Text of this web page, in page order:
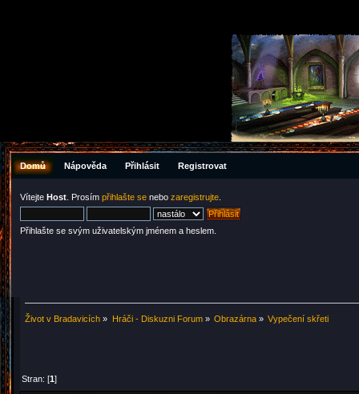
Domů Nápověda Přihlásit Registrovat
Vítejte Host . Prosím přihlašte se nebo zaregistrujte
Přihlašte se svým uživatelským jménem a heslem.
Život v Bradavicích » Hráči - Diskuzni Forum» Obrazárna» Vypečení skřeti
Stran: [1]